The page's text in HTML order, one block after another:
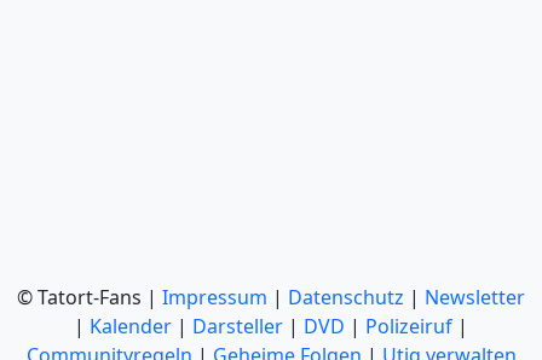
© Tatort-Fans | Impressum | Datenschutz | Newsletter
| Kalender | Darsteller | DVD | Polizeiruf |
Communityregeln | Geheime Folgen | Utiq verwalten